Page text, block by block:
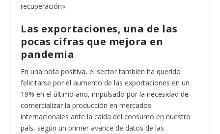
recuperación».
Las exportaciones, una de las
pocas cifras que mejora en
pandemia
En una nota positiva, el sector también ha querido
felicitarse por el aumento de las exportaciones en un
19% en el último año, impulsado por la necesidad de
comercializar la producción en mercados
internacionales ante la caída del consumo en nuestro
país, según un primer avance de datos de las